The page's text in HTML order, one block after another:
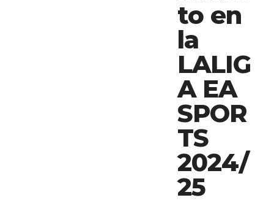
to en
la
LALIG
A EA
SPOR
TS
2024/
25